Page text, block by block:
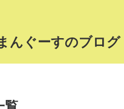
んぐーすのブログ